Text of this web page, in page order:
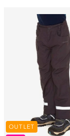
OUTLET